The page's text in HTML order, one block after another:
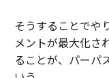
そうすることでや
メントが最大化さ
ることが、パーパ